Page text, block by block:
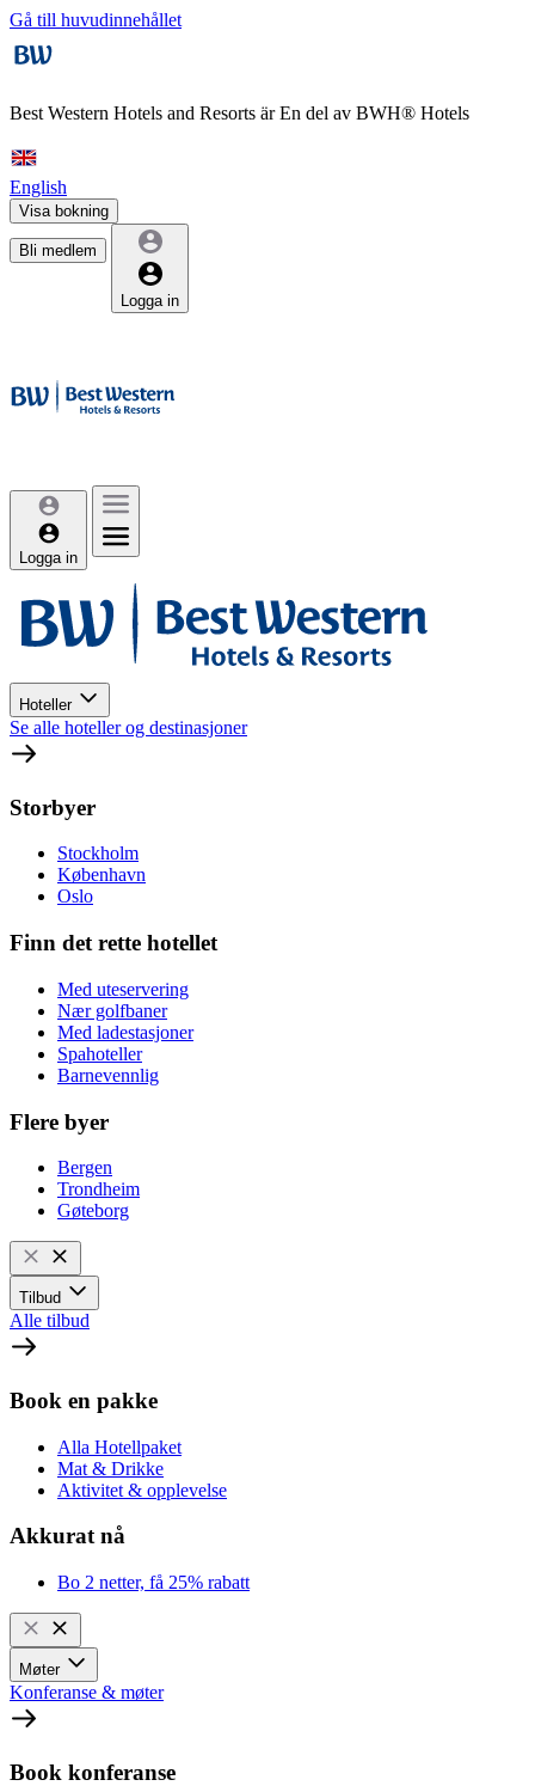
Gå till huvudinnehållet
Best Western Hotels and Resorts ärEn del av BWH® Hotels
English
Visa bokning
Bli medlem
Logga in
Logga in
Hoteller
Se alle hoteller og destinasjoner
Storbyer
Stockholm
København
Oslo
Finn det rette hotellet
Med uteservering
Nær golfbaner
Med ladestasjoner
Spahoteller
Barnevennlig
Flere byer
Bergen
Trondheim
Gøteborg
Tilbud
Alle tilbud
Book en pakke
Alla Hotellpaket
Mat & Drikke
Aktivitet & opplevelse
Akkurat nå
Bo 2 netter, få 25% rabatt
Møter
Konferanse & møter
Book konferanse